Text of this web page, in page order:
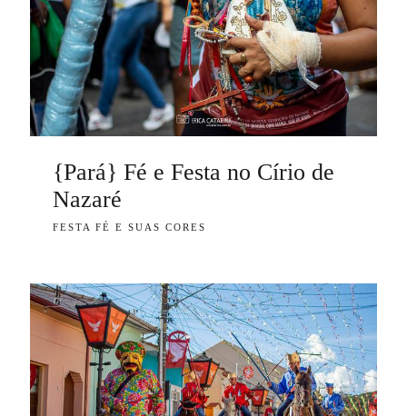
{Pará} Fé e Festa no Círio de
Nazaré
FESTA FÉ E SUAS CORES